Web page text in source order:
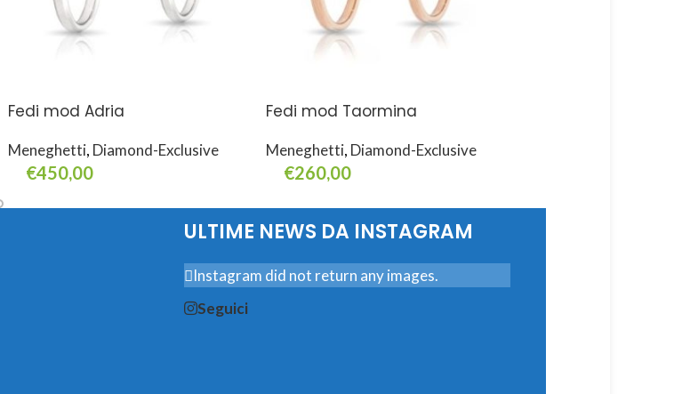
Fedi mod Adria
Meneghetti, Diamond-Exclusive
€450,00
Fedi mod Taormina
Meneghetti, Diamond-Exclusive
€260,00
ULTIME NEWS DA INSTAGRAM
Instagram did not return any images.
Seguici